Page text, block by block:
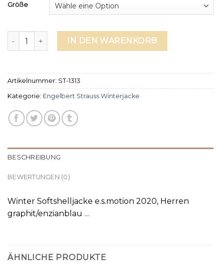
Größe
engelbert strauss winterjacke Menge
IN DEN WARENKORB
Artikelnummer: ST-1313
Kategorie: Engelbert Strauss Winterjacke
BESCHREIBUNG
BEWERTUNGEN (0)
Winter Softshelljacke e.s.motion 2020, Herren
graphit/enzianblau …
ÄHNLICHE PRODUKTE